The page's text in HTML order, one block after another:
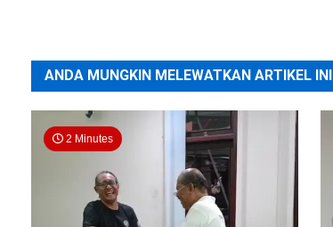
ANDA MUNGKIN MELEWATKAN ARTIKEL INI
2 Minutes